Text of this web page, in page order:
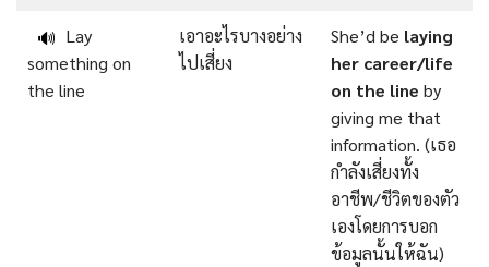
🔊 Lay
something on
the line
เอาอะไรบางอย่าง
ไปเสี่ยง
She’d be laying
her career/life
on the line by
giving me that
information. (เธอ
กำลังเสี่ยงทั้ง
อาชีพ/ชีวิตของตัว
เองโดยการบอก
ข้อมูลนั้นให้ฉัน)